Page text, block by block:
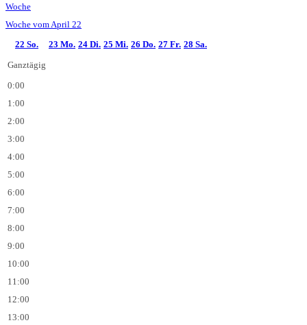
Woche
Woche vom April 22
22 So. 23 Mo. 24 Di. 25 Mi. 26 Do. 27 Fr. 28 Sa.
Ganztägig
0:00
1:00
2:00
3:00
4:00
5:00
6:00
7:00
8:00
9:00
10:00
11:00
12:00
13:00